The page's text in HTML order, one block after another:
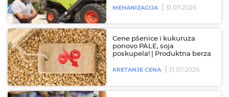
MEHANIZACIJA 31.07.2026
Cene pšenice i kukuruza
ponovo PALE, soja
poskupela! | Produktna berza
KRETANJE CENA 31.07.2026